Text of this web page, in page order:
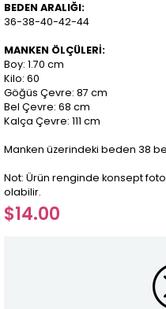
BEDEN ARALIĞI:
36-38-40-42-44
MANKEN ÖLÇÜLERİ:
Boy: 1.70 cm
Kilo: 60
Göğüs Çevre: 87 cm
Bel Çevre: 68 cm
Kalça Çevre: 111 cm
Manken üzerindeki beden 38
Not: Ürün renginde konsept
olabilir.
$14.00